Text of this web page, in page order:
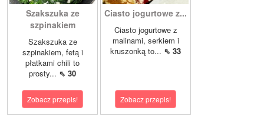
Szakszuka ze
szpinakiem
Szakszuka ze
szpinakiem, fetą i
płatkami chili to
prosty... ⇖ 30
Zobacz przepis!
Ciasto jogurtowe z...
Ciasto jogurtowe z
malinami, serkiem i
kruszonką to... ⇖ 33
Zobacz przepis!